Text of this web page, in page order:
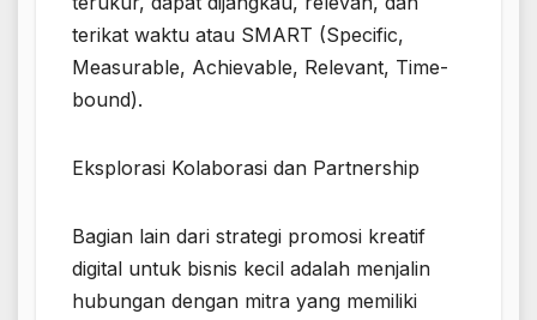
terikat waktu atau SMART (Specific,
Measurable, Achievable, Relevant, Time-
bound).
Eksplorasi Kolaborasi dan Partnership
Bagian lain dari strategi promosi kreatif
digital untuk bisnis kecil adalah menjalin
hubungan dengan mitra yang memiliki